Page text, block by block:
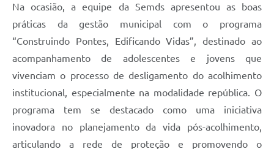
Na ocasião, a equipe da Semds apresentou as boas
práticas da gestão municipal com o programa
“Construindo Pontes, Edificando Vidas”, destinado ao
acompanhamento de adolescentes e jovens que
vivenciam o processo de desligamento do acolhimento
institucional, especialmente na modalidade república. O
programa tem se destacado como uma iniciativa
inovadora no planejamento da vida pós-acolhimento,
articulando a rede de proteção e promovendo o